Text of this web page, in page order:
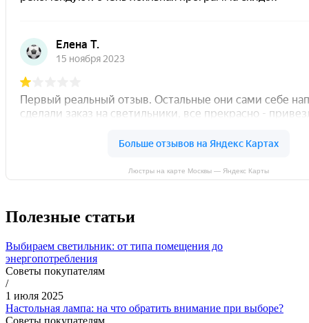
Люстры на карте Москвы — Яндекс Карты
Полезные статьи
Выбираем светильник: от типа помещения до
энергопотребления
Советы покупателям
/
1 июля 2025
Настольная лампа: на что обратить внимание при выборе?
Советы покупателям